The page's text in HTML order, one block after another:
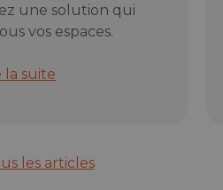
une solution qui
vos espaces.
électrique modulable Orium :
la suite
les articles